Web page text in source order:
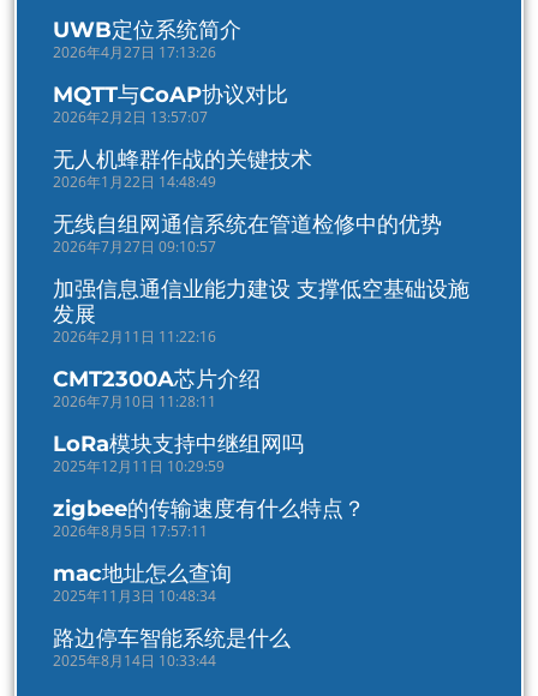
UWB定位系统简介
2026年4月27日 17:13:26
MQTT与CoAP协议对比
2026年2月2日 13:57:07
无人机蜂群作战的关键技术
2026年1月22日 14:48:49
无线自组网通信系统在管道检修中的优势
2026年7月27日 09:10:57
加强信息通信业能力建设 支撑低空基础设施
发展
2026年2月11日 11:22:16
CMT2300A芯片介绍
2026年7月10日 11:28:11
LoRa模块支持中继组网吗
2025年12月11日 10:29:59
zigbee的传输速度有什么特点？
2026年8月5日 17:57:11
mac地址怎么查询
2025年11月3日 10:48:34
路边停车智能系统是什么
2025年8月14日 10:33:44